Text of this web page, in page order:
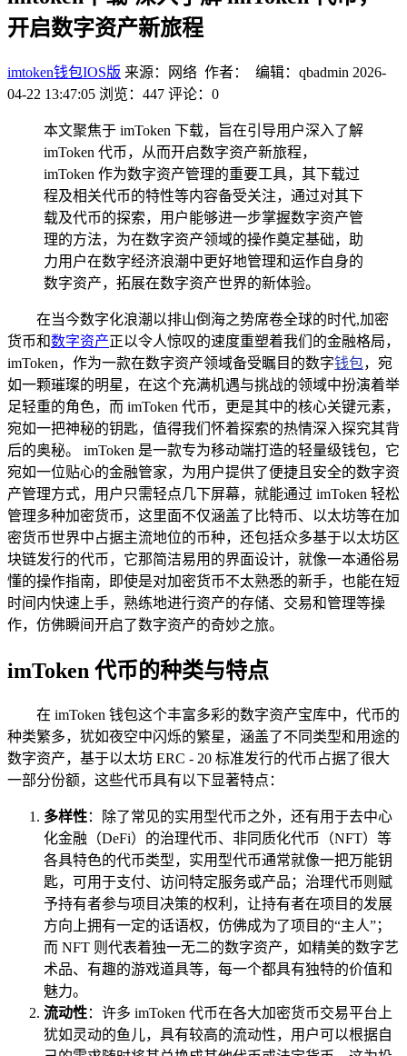
开启数字资产新旅程
imtoken钱包IOS版 来源：网络 作者： 编辑：qbadmin 2026-
04-22 13:47:05 浏览：447 评论：0
本文聚焦于 imToken 下载，旨在引导用户深入了解
imToken 代币，从而开启数字资产新旅程，
imToken 作为数字资产管理的重要工具，其下载过
程及相关代币的特性等内容备受关注，通过对其下
载及代币的探索，用户能够进一步掌握数字资产管
理的方法，为在数字资产领域的操作奠定基础，助
力用户在数字经济浪潮中更好地管理和运作自身的
数字资产，拓展在数字资产世界的新体验。
在当今数字化浪潮以排山倒海之势席卷全球的时代,加密
货币和数字资产正以令人惊叹的速度重塑着我们的金融格局，
imToken，作为一款在数字资产领域备受瞩目的数字钱包，宛
如一颗璀璨的明星，在这个充满机遇与挑战的领域中扮演着举
足轻重的角色，而 imToken 代币，更是其中的核心关键元素，
宛如一把神秘的钥匙，值得我们怀着探索的热情深入探究其背
后的奥秘。 imToken 是一款专为移动端打造的轻量级钱包，它
宛如一位贴心的金融管家，为用户提供了便捷且安全的数字资
产管理方式，用户只需轻点几下屏幕，就能通过 imToken 轻松
管理多种加密货币，这里面不仅涵盖了比特币、以太坊等在加
密货币世界中占据主流地位的币种，还包括众多基于以太坊区
块链发行的代币，它那简洁易用的界面设计，就像一本通俗易
懂的操作指南，即使是对加密货币不太熟悉的新手，也能在短
时间内快速上手，熟练地进行资产的存储、交易和管理等操
作，仿佛瞬间开启了数字资产的奇妙之旅。
imToken 代币的种类与特点
在 imToken 钱包这个丰富多彩的数字资产宝库中，代币的
种类繁多，犹如夜空中闪烁的繁星，涵盖了不同类型和用途的
数字资产，基于以太坊 ERC - 20 标准发行的代币占据了很大
一部分份额，这些代币具有以下显著特点：
多样性：除了常见的实用型代币之外，还有用于去中心
化金融（DeFi）的治理代币、非同质化代币（NFT）等
各具特色的代币类型，实用型代币通常就像一把万能钥
匙，可用于支付、访问特定服务或产品；治理代币则赋
予持有者参与项目决策的权利，让持有者在项目的发展
方向上拥有一定的话语权，仿佛成为了项目的“主人”；
而 NFT 则代表着独一无二的数字资产，如精美的数字艺
术品、有趣的游戏道具等，每一个都具有独特的价值和
魅力。
流动性：许多 imToken 代币在各大加密货币交易平台上
犹如灵动的鱼儿，具有较高的流动性，用户可以根据自